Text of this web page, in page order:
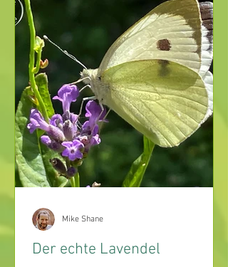
Der echte Lavendel
Mike Shane